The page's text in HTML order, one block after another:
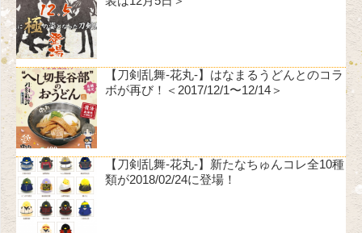
【刀剣乱舞-花丸-】はなまるうどんとのコラ
ボが再び！＜2017/12/1〜12/14＞
【刀剣乱舞-花丸-】新たなちゅんコレ全10種
類が2018/02/24に登場！